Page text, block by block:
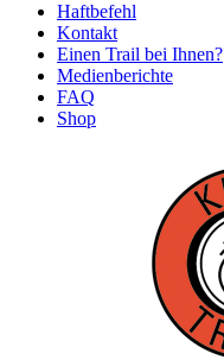
Haftbefehl
Kontakt
Einen Trail bei Ihnen?
Medienberichte
FAQ
Shop